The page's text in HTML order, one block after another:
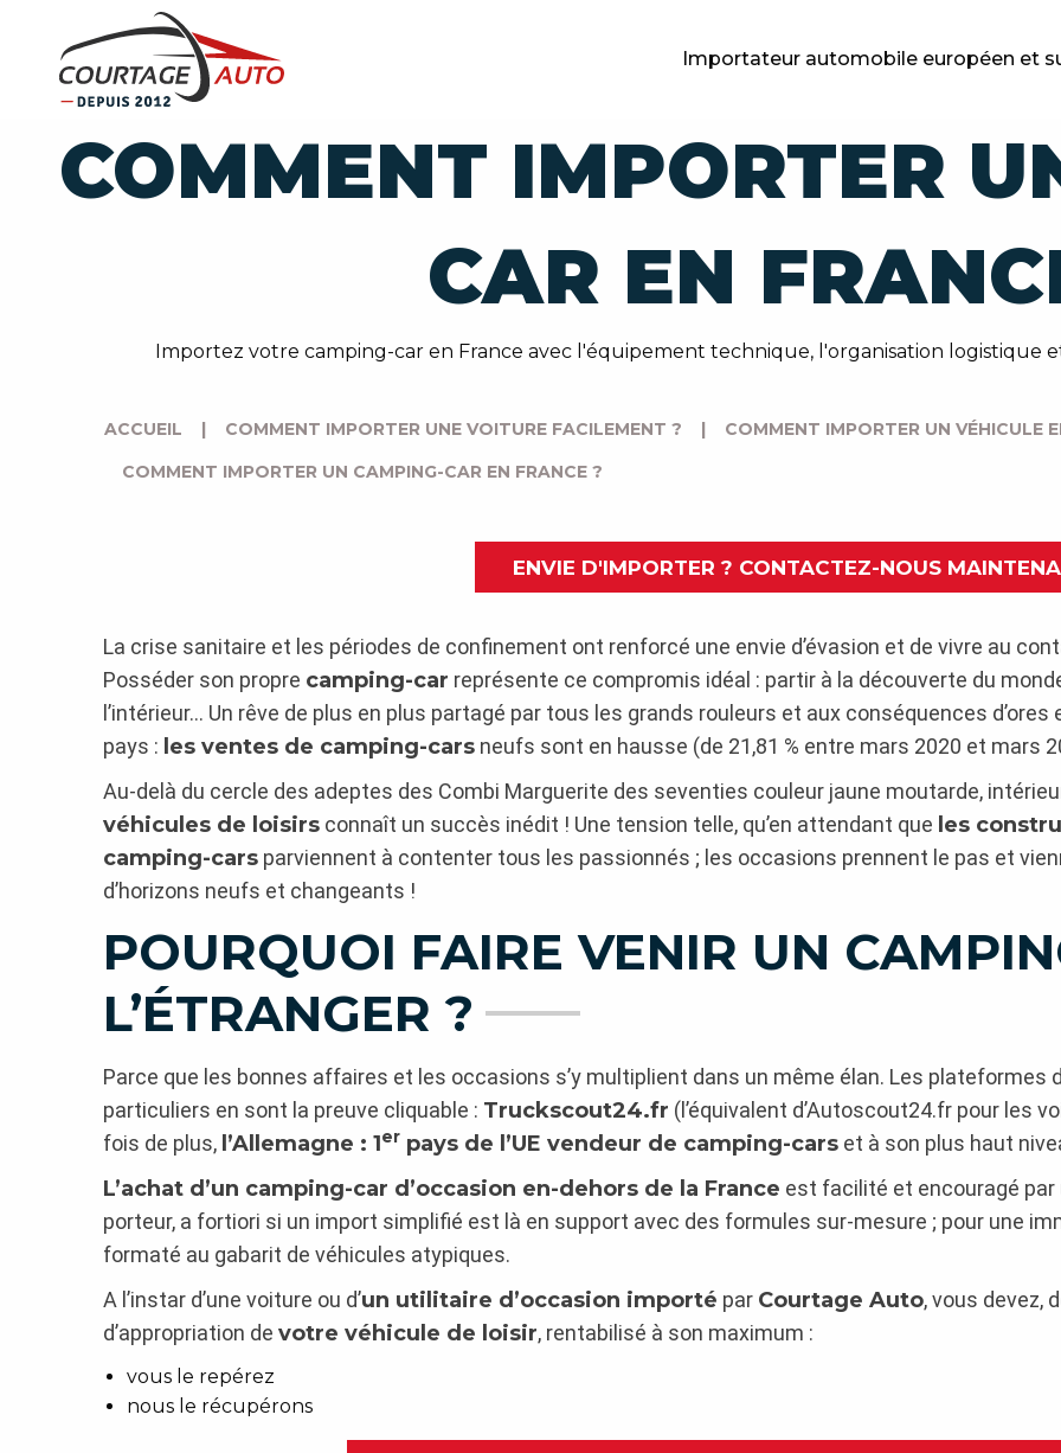
Importateur automobile européen et
COMMENT IMPORTER
CAR EN
Importez votre camping-car en France avec l'équipement technique, l'organisation logistique
ACCUEIL | COMMENT IMPORTER UNE VOITURE FACILEMENT ? | COMMENT IMPORTER UN VÉHICULE
COMMENT IMPORTER UN CAMPING-CAR EN FRANCE ?
ENVIE D'IMPORTER ? CONTACTEZ-NOUS
La crise sanitaire et les périodes de confinement ont renforcé une envie d’évasion et de vivre au
Posséder son propre camping-car représente ce compromis idéal : partir à la découverte du
l’intérieur… Un rêve de plus en plus partagé par tous les grands rouleurs et aux conséquences d’ores
pays : les ventes de camping-cars neufs sont en hausse (de 21,81 % entre mars 2020 et mars
Au-delà du cercle des adeptes des Combi Marguerite des seventies couleur jaune moutarde,
véhicules de loisirs connaît un succès inédit ! Une tension telle, qu’en attendant que les
camping-cars parviennent à contenter tous les passionnés ; les occasions prennent le pas et
d’horizons neufs et changeants !
POURQUOI FAIRE VENIR UN
L’ÉTRANGER ?
Parce que les bonnes affaires et les occasions s’y multiplient dans un même élan. Les plateformes
particuliers en sont la preuve cliquable : Truckscout24.fr (l’équivalent d’Autoscout24.fr pour les
fois de plus, l’Allemagne : 1er pays de l’UE vendeur de camping-cars et à son plus haut
L’achat d’un camping-car d’occasion en-dehors de la France est facilité et encouragé par
porteur, a fortiori si un import simplifié est là en support avec des formules sur-mesure ; pour une
formaté au gabarit de véhicules atypiques.
A l’instar d’une voiture ou d’un utilitaire d’occasion importé par Courtage Auto, vous devez,
d’appropriation de votre véhicule de loisir, rentabilisé à son maximum :
vous le repérez
nous le récupérons